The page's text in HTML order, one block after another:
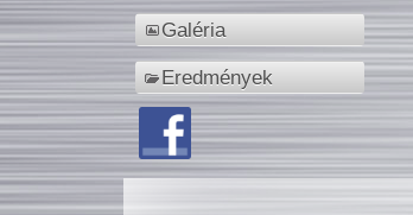
Galéria
Eredmények